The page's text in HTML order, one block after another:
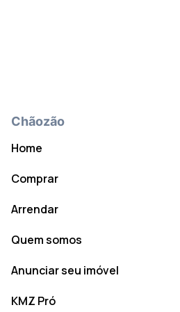
Chãozão
Home
Comprar
Arrendar
Quem somos
Anunciar seu imóvel
KMZ Pró